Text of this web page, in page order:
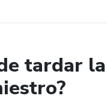
tardar